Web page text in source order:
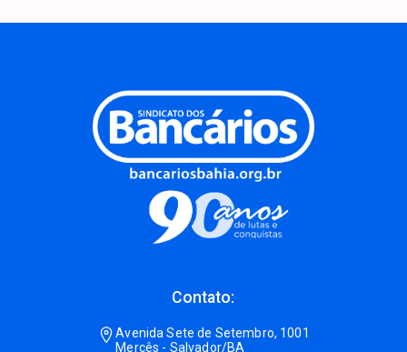
Contato:
Avenida Sete de Setembro, 1001
Mercês - Salvador/BA